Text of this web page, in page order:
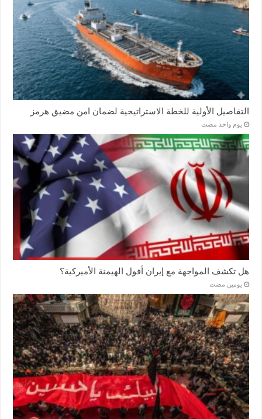
التفاصيل الأولية للخطة الاستراتيجية لضمان امن مضيق هرمز
‏يوم واحد مضت
هل تكشف المواجهة مع إيران أفول الهيمنة الأميركية؟
‏يومين مضت